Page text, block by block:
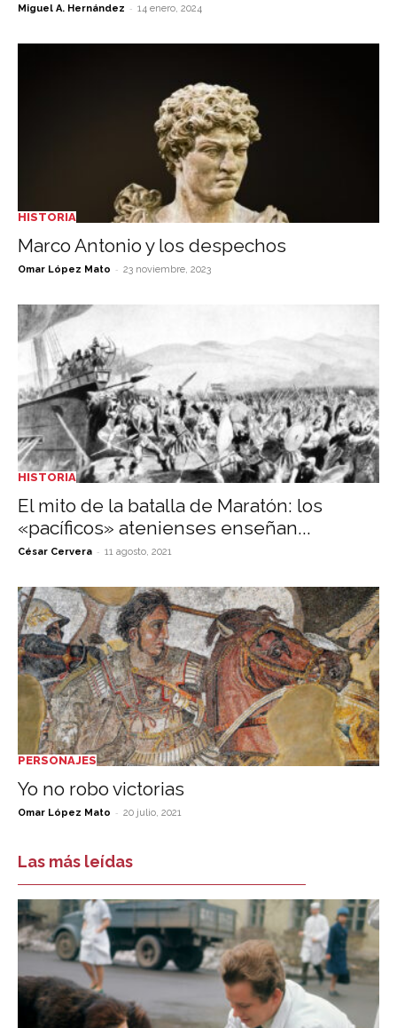
Miguel A. Hernández - 14 enero, 2024
HISTORIA
Marco Antonio y los despechos
Omar López Mato - 23 noviembre, 2023
HISTORIA
El mito de la batalla de Maratón: los
«pacíficos» atenienses enseñan...
César Cervera - 11 agosto, 2021
PERSONAJES
Yo no robo victorias
Omar López Mato - 20 julio, 2021
Las más leídas